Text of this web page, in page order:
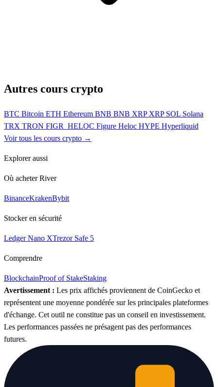
Autres cours crypto
BTC Bitcoin ETH Ethereum BNB BNB XRP XRP SOL Solana
TRX TRON FIGR_HELOC Figure Heloc HYPE Hyperliquid
Voir tous les cours crypto →
Explorer aussi
Où acheter River
BinanceKrakenBybit
Stocker en sécurité
Ledger Nano XTrezor Safe 5
Comprendre
BlockchainProof of StakeStaking
Avertissement : Les prix affichés proviennent de CoinGecko et
représentent une moyenne pondérée sur les principales plateformes
d'échange. Cet outil ne constitue pas un conseil en investissement.
Les performances passées ne présagent pas des performances
futures.